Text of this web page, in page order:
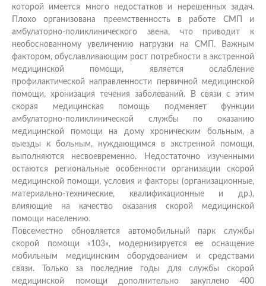
которой имеется много недостатков и нерешенных задач.
Плохо организована преемственность в работе СМП и
амбулаторно-поликлинического звена, что приводит к
необоснованному увеличению нагрузки на СМП. Важным
фактором, обуславливающим рост потребности в экстренной
медицинской помощи, является ослабление
профилактической направленности первичной медицинской
помощи, хронизация течения заболеваний. В связи с этим
скорая медицинская помощь подменяет функции
амбулаторно-поликлинической службы по оказанию
медицинской помощи на дому хроническим больным, а
выезды к больным, нуждающимся в экстренной помощи,
выполняются несвоевременно. Недостаточно изученными
остаются региональные особенности организации скорой
медицинской помощи, условия и факторы (организационные,
материально-технические, квалификационные и др.),
влияющие на качество оказания скорой медицинской
помощи населению.
Повсеместно обновляется автомобильный парк службы
скорой помощи «103», модернизируется ее оснащение
мобильным медицинским оборудованием и средствами
связи. Только за последние годы для службы скорой
медицинской помощи дополнительно закуплено 400